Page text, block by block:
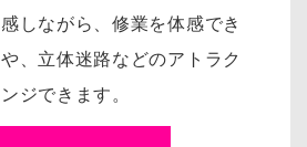
しながら、修業を体感でき
、立体迷路などのアトラク
ジできます。